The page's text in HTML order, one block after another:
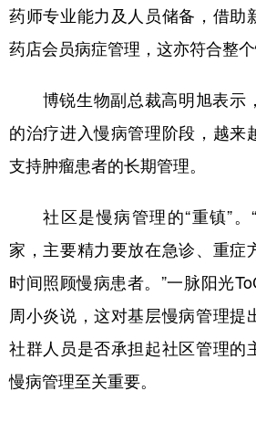
药师专业能力及人员储备，借助
药店会员病症管理，这亦符合整个
博锐生物副总裁高明旭表示
的治疗进入慢病管理阶段，越来
支持肿瘤患者的长期管理。
社区是慢病管理的“重镇”。
家，主要精力要放在急诊、重症
时间照顾慢病患者。”一脉阳光
周小炎说，这对基层慢病管理提
社群人员是否承担起社区管理的
慢病管理至关重要。